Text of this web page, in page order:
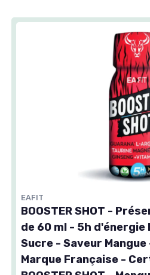
EAFIT
BOOSTER SHOT -
de 60 ml - 5h d'énergie
Sucre - Saveur Mangue
Marque Française -